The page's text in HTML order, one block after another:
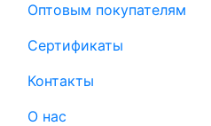
Оптовым покупателям
Сертификаты
Контакты
О нас